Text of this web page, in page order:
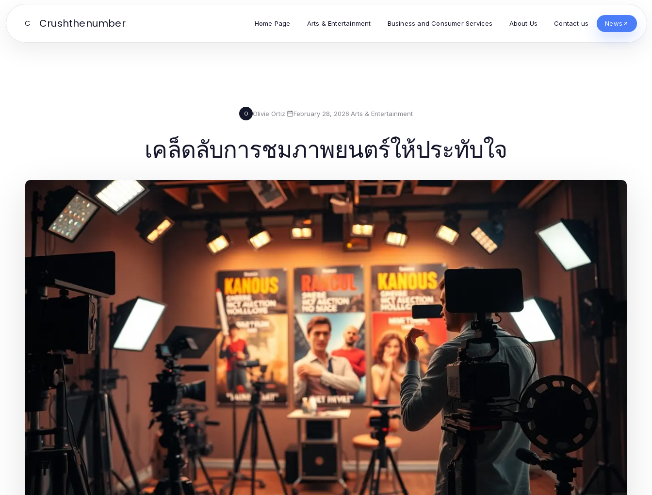
C Crushthenumber Home Page Arts & Entertainment Business and Consumer Services About Us Contact us News
O Olivie Ortiz· February 28, 2026·Arts & Entertainment
เคล็ดลับการชมภาพยนตร์ให้ประทับใจ